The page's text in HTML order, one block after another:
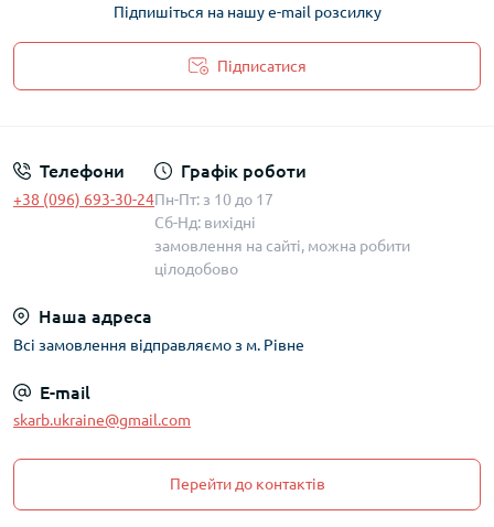
Підпишіться на нашу e-mail розсилку
Підписатися
Телефони
+38 (096) 693-30-24
Графік роботи
Пн-Пт: з 10 до 17
Сб-Нд: вихідні
замовлення на сайті, можна робити
цілодобово
Наша адреса
Всі замовлення відправляємо з м. Рівне
E-mail
skarb.ukraine@gmail.com
Перейти до контактів